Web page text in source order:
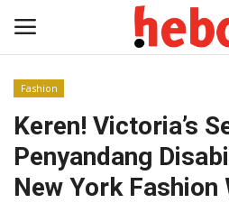
Home
Entertainment
Fashion
Keren! Victoria’s
Penyandang
New York Fashion